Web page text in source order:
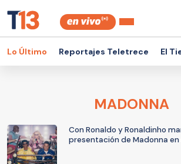
Lo Último Reportajes Teletrece El
MADONNA
Con Ronaldo y Ronaldinho
presentación de Madonna